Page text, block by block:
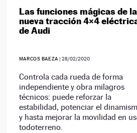
Las funciones mágicas de la
nueva tracción 4×4
de Audi
MARCOS BAEZA | 28/02/2020
Controla cada rueda de forma
independiente y obra milagros
técnicos: puede reforzar la
estabilidad, potenciar el
y hasta mejorar la movilidad en
todoterreno.